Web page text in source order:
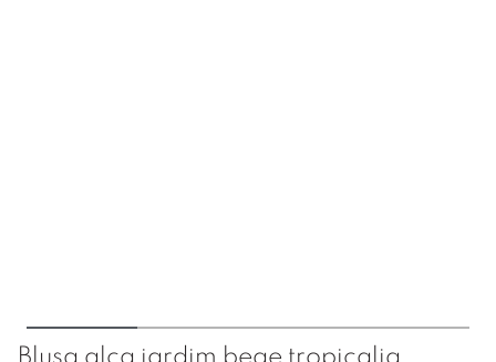
Blusa alça jardim bege tropicalia